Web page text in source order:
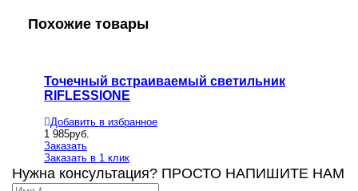
Похожие товары
Точечный встраиваемый светильник
RIFLESSIONE
Добавить в избранное
1 985руб.
Заказать
Заказать в 1 клик
Нужна консультация? ПРОСТО НАПИШИТЕ НАМ